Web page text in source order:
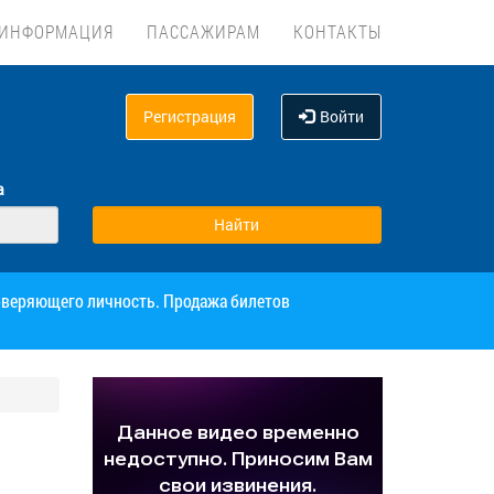
ПАССАЖИРАМ КОНТАКТЫ
Регистрация Войти
личность. Продажа билетов